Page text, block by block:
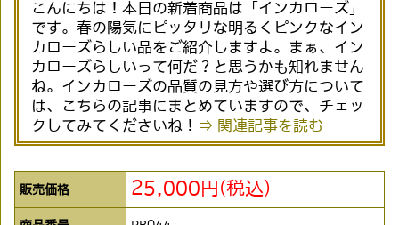
こんにちは！本日の新着商品は「インカローズ」
です。春の陽気にピッタリな明るくピンクなイン
カローズらしい品をご紹介しますよ。まぁ、イン
カローズらしいって何だ？と思うかも知れません
ね。インカローズの品質の見方や選び方について
は、こちらの記事にまとめていますので、チェッ
クしてみてくださいね！ ⇒ 関連記事を読む
販売価格 25,000円(税込)